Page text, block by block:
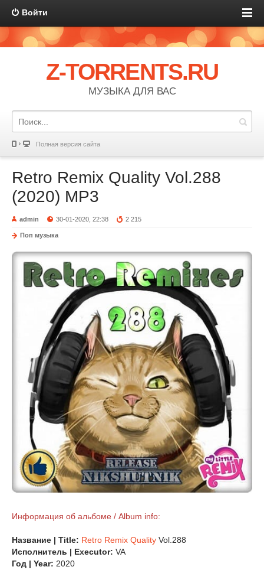
Войти
Z-TORRENTS.RU
МУЗЫКА ДЛЯ ВАС
Полная версия сайта
Retro Remix Quality Vol.288
(2020) MP3
admin 30-01-2020, 22:38 2 215
Поп музыка
Информация об альбоме / Album info:
Название | Title: Retro Remix Quality Vol.288
Исполнитель | Executor: VA
Год | Year: 2020